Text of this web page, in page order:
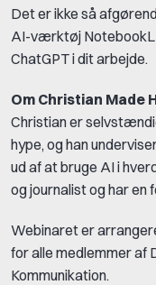
Det er ikke så
AI-værktøj
ChatGPT i dit arbejde.
Om Christian Made
Christian er
hype, og han
ud af at bruge AI i
og journalist og har
Webinaret er
for alle medlemmer af
Kommunikation.